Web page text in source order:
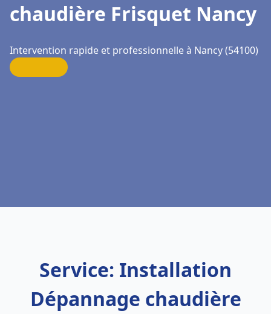
chaudière Frisquet Nancy
Intervention rapide et professionnelle à Nancy (54100)
Service: Installation
Dépannage chaudière